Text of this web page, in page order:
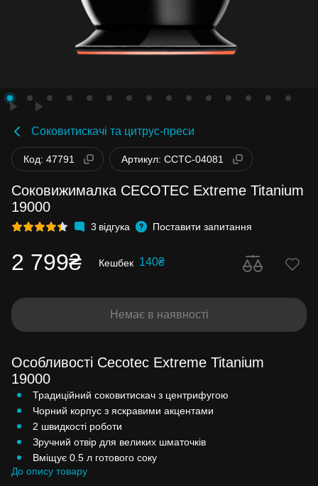
Соковитискачі та цитрус-преси
Код: 47791 Артикул: CCTC-04081
Соковижималка CECOTEC Extreme Titanium
19000
3 відгука Поставити запитання
2 799₴ Кешбек 140₴
Немає в наявності
Особливості Cecotec Extreme Titanium
19000
Традиційний соковитискач з центрифугою
Чорний корпус з яскравими акцентами
2 швидкості роботи
Зручний отвір для великих шматочків
Вміщує 0.5 л готового соку
До опису товару